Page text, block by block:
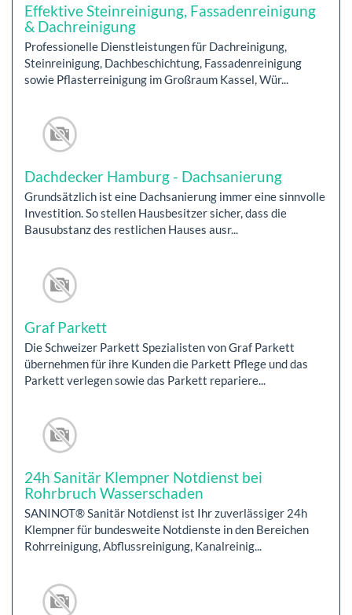
Effektive Steinreinigung, Fassadenreinigung
& Dachreinigung
Professionelle Dienstleistungen für Dachreinigung,
Steinreinigung, Dachbeschichtung, Fassadenreinigung
sowie Pflasterreinigung im Großraum Kassel, Wür...
Dachdecker Hamburg - Dachsanierung
Grundsätzlich ist eine Dachsanierung immer eine sinnvolle
Investition. So stellen Hausbesitzer sicher, dass die
Bausubstanz des restlichen Hauses ausr...
Graf Parkett
Die Schweizer Parkett Spezialisten von Graf Parkett
übernehmen für ihre Kunden die Parkett Pflege und das
Parkett verlegen sowie das Parkett repariere...
24h Sanitär Klempner Notdienst bei
Rohrbruch Wasserschaden
SANINOT® Sanitär Notdienst ist Ihr zuverlässiger 24h
Klempner für bundesweite Notdienste in den Bereichen
Rohrreinigung, Abflussreinigung, Kanalreinig...